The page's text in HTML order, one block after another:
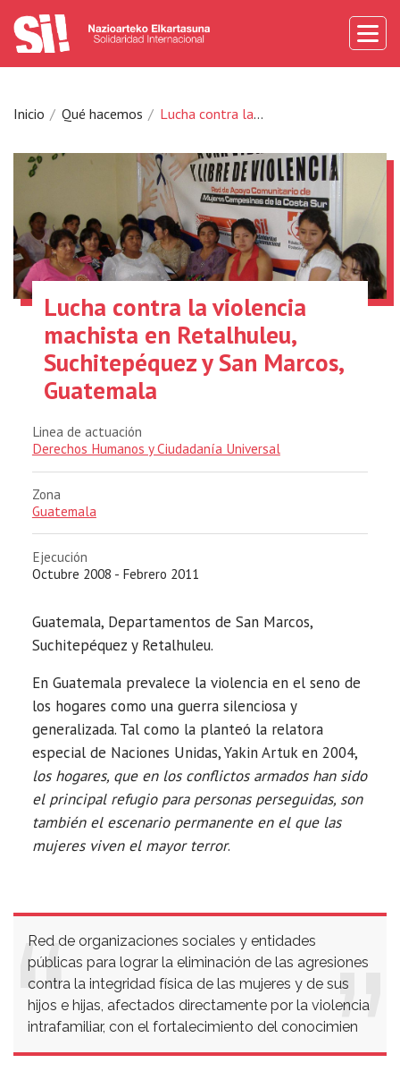
Inicio Qué hacemos Lucha contra la violencia machista en Retalhuleu, Suchitepéquez y San Marcos, Guatemala
Lucha contra la violencia
machista en Retalhuleu,
Suchitepéquez y San Marcos,
Guatemala
Linea de actuación
Derechos Humanos y Ciudadanía Universal
Zona
Guatemala
Ejecución
Octubre 2008 - Febrero 2011
Guatemala, Departamentos de San Marcos,
Suchitepéquez y Retalhuleu.
En Guatemala prevalece la violencia en el seno de
los hogares como una guerra silenciosa y
generalizada. Tal como la planteó la relatora
especial de Naciones Unidas, Yakin Artuk en 2004,
los hogares, que en los conflictos armados han sido
el principal refugio para personas perseguidas, son
también el escenario permanente en el que las
mujeres viven el mayor terror.
Red de organizaciones sociales y entidades
públicas para lograr la eliminación de las agresiones
contra la integridad física de las mujeres y de sus
hijos e hijas, afectados directamente por la violencia
intrafamiliar, con el fortalecimiento del conocimien